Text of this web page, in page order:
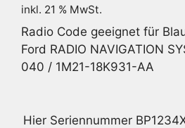
inkl. 21 % MwSt.
Radio Code geeignet für
Ford RADIO NAVIGATION
040 / 1M21-18K931-AA
Hier Seriennummer